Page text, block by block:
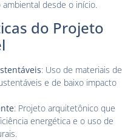
desde o início.
do Projeto
: Uso de materiais de
e de baixo impacto
: Projeto arquitetônico que
energética e o uso de